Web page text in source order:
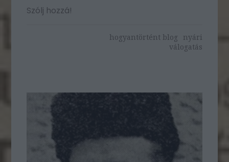
Szólj hozzá!
hogyantörtént blog
nyári
válogatás